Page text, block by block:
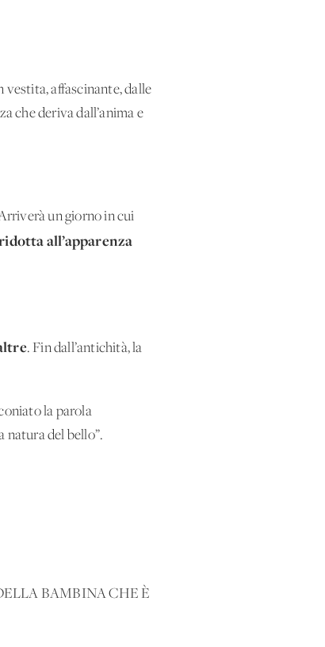
vestita, affascinante, dalle
che deriva dall’anima e
un giorno in cui
all’apparenza
. Fin dall’antichità, la
la parola
natura del bello”.
BAMBINA CHE È